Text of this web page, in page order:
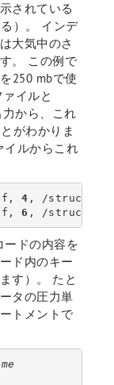
されている
）。 インデ
大気中のさ
。 この例で
250 mbで使
イルと
力から、これ
がわかりま
イルからこれ
4 , /
6 , /
ードの内容を
ド内のキー
す）。 たと
タの圧力単
トメントで